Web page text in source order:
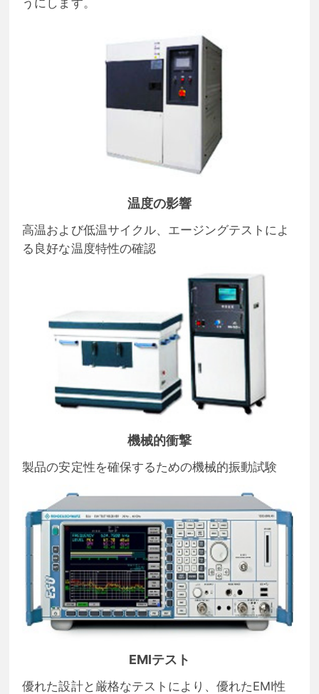
温度の影響
高温および低温サイクル、エージングテストによ
る良好な温度特性の確認
機械的衝撃
製品の安定性を確保するための機械的振動試験
EMIテスト
優れた設計と厳格なテストにより、優れたEMI性